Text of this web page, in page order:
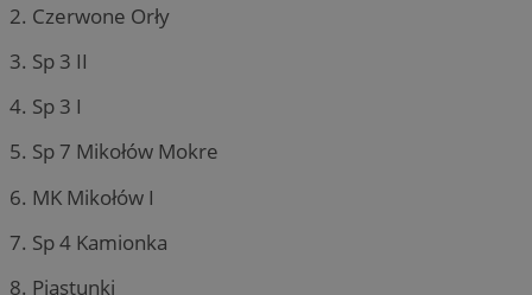
2. Czerwone Orły
3. Sp 3 II
4. Sp 3 I
5. Sp 7 Mikołów Mokre
6. MK Mikołów I
7. Sp 4 Kamionka
8. Piastunki